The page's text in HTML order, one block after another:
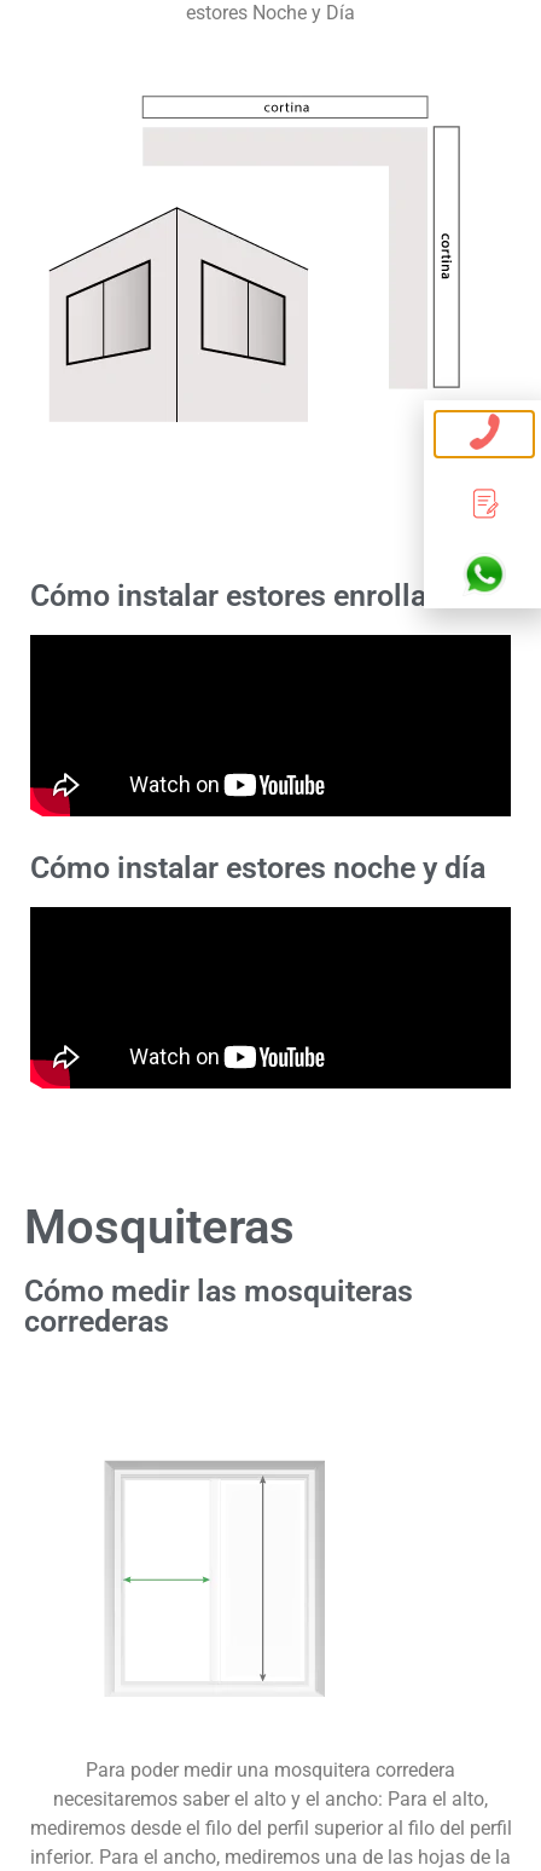
estores Noche y Día
Cómo instalar estores enrollables
Cómo instalar estores noche y día
Mosquiteras
Cómo medir las mosquiteras
correderas
Para poder medir una mosquitera corredera
necesitaremos saber el alto y el ancho: Para el alto,
mediremos desde el filo del perfil superior al filo del perfil
inferior. Para el ancho, mediremos una de las hojas de la